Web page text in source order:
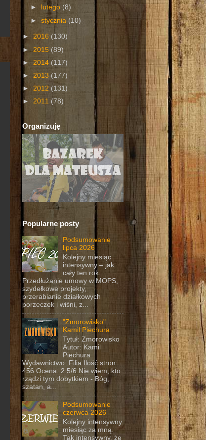
► lutego(8)
►stycznia (10)
► 2016 (130)
► 2015 (89)
► 2014 (117)
► 2013 (177)
► 2012 (131)
► 2011 (78)
Organizuję
Popularne posty
Podsumowanie
lipca 2026
Kolejny miesiąc
intensywny – jak
cały ten rok.
Przedłużanie umowy w MOPS,
szydełkowe projekty,
przerabianie działkowych
porzeczek i wiśni, z...
"Zmorowisko"
Kamil Piechura
Tytuł: Zmorowisko
Autor: Kamil
Piechura
Wydawnictwo: Filia Ilość stron:
456 Ocena: 2.5/6 Nie wiem, kto
rządzi tym dobytkiem - Bóg,
szatan, a...
Podsumowanie
czerwca 2026
Kolejny intensywny
miesiąc za mną.
Tak intensywny, że